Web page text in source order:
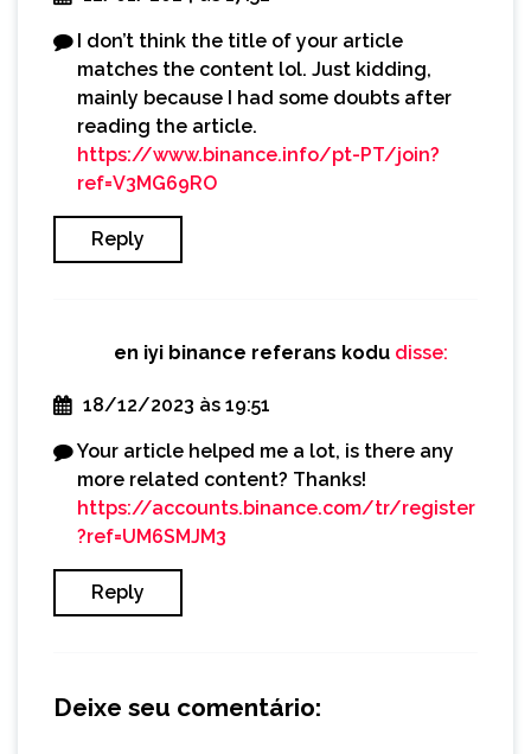
I don’t think the title of your article
matches the content lol. Just kidding,
mainly because I had some doubts after
reading the article.
https://www.binance.info/pt-PT/join?
ref=V3MG69RO
Reply
en iyi binance referans kodu disse:
18/12/2023 às 19:51
Your article helped me a lot, is there any
more related content? Thanks!
https://accounts.binance.com/tr/register
?ref=UM6SMJM3
Reply
Deixe seu comentário: